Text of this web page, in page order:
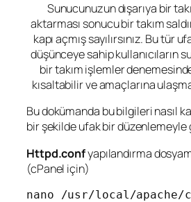
Sunucunuzun dışarıya bir
aktarması sonucu bir takım
kapı açmış sayılırsınız. Bu tür
düşünceye sahip kullanıcıların
bir takım işlemler
kısaltabilir ve amaçlarına
Bu dokümanda bu bilgileri nasıl
bir şekilde ufak bir
Httpd.confyapılandırma
(cPanel için)
nano /usr/local/apache/